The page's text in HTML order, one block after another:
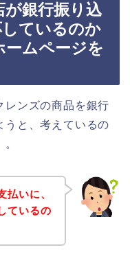
銀行振り込
ているのか
ムページを
レンズの商品を銀行
うと、考えているの
払いに、
ているの